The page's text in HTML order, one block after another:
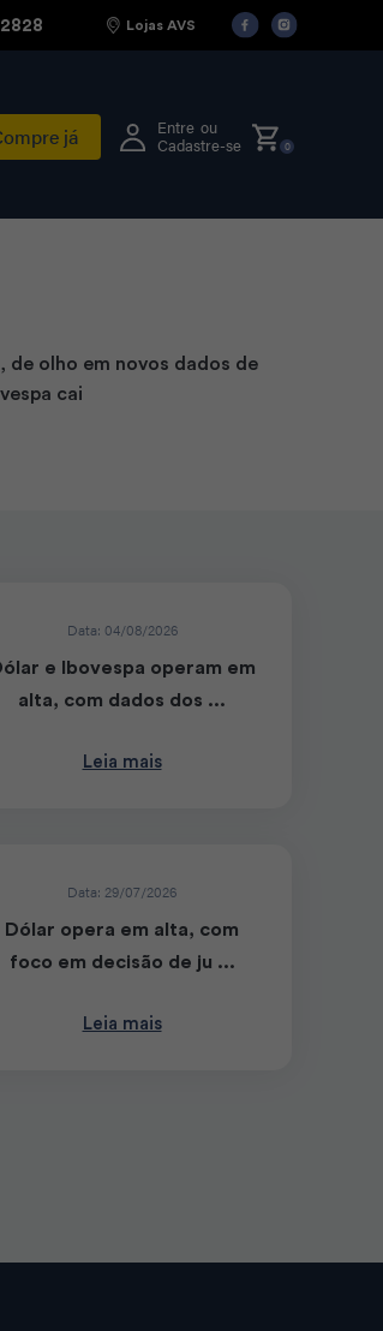
Compra R$ 0,2081 Venda R$ 0,3716
Lojas AVS
já Entre ou
Cadastre-se 0
de olho em novos dados de
cai
Data: 04/08/2026
e Ibovespa operam em
alta, com dados dos ...
Leia mais
Data: 29/07/2026
Dólar opera em alta, com
foco em decisão de ju ...
Leia mais